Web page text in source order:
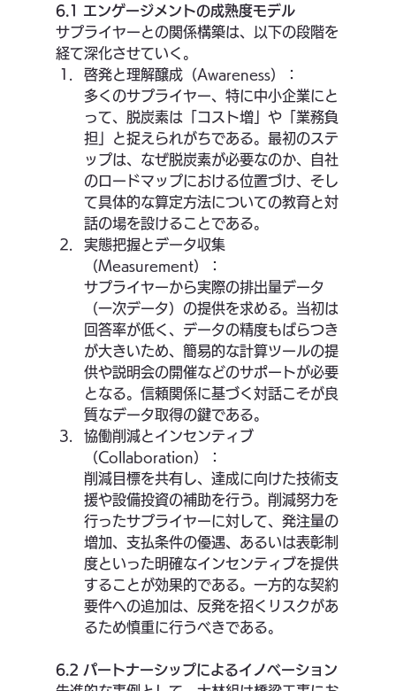
6.1 エンゲージメントの成熟度モデル
サプライヤーとの関係構築は、以下の段階を
経て深化させていく。
啓発と理解醸成（Awareness）：
多くのサプライヤー、特に中小企業にと
って、脱炭素は「コスト増」や「業務負
担」と捉えられがちである。最初のステ
ップは、なぜ脱炭素が必要なのか、自社
のロードマップにおける位置づけ、そし
て具体的な算定方法についての教育と対
話の場を設けることである。
実態把握とデータ収集
（Measurement）：
サプライヤーから実際の排出量データ
（一次データ）の提供を求める。当初は
回答率が低く、データの精度もばらつき
が大きいため、簡易的な計算ツールの提
供や説明会の開催などのサポートが必要
となる。信頼関係に基づく対話こそが良
質なデータ取得の鍵である。
協働削減とインセンティブ
（Collaboration）：
削減目標を共有し、達成に向けた技術支
援や設備投資の補助を行う。削減努力を
行ったサプライヤーに対して、発注量の
増加、支払条件の優遇、あるいは表彰制
度といった明確なインセンティブを提供
することが効果的である。一方的な契約
要件への追加は、反発を招くリスクがあ
るため慎重に行うべきである。
6.2 パートナーシップによるイノベーション